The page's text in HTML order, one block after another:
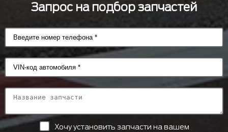
Запрос на подбор запчастей
Хочу установить запчасти на вашем